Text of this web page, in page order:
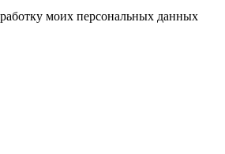
моих персональных данных